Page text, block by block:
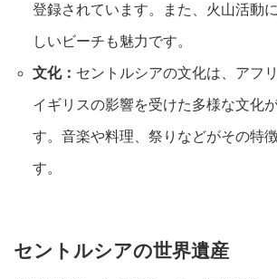
登録されています。また、火山活動
しいビーチも魅力です。
文化： セントルシアの文化は、アフ
イギリスの影響を受けた多様な文化
す。音楽や料理、祭りなどがその特
す。
セントルシアの世界遺産